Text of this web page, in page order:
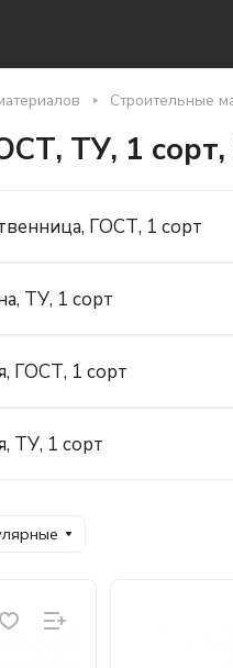
Строительные
ТУ, 1 сорт,
ГОСТ, 1 сорт
ТУ, 1 сорт
ГОСТ, 1 сорт
ТУ, 1 сорт